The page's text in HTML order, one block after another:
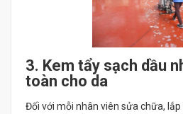
3. Kem tẩy sạch dầu
toàn cho da
Đối với mỗi nhân viên sửa chữa,